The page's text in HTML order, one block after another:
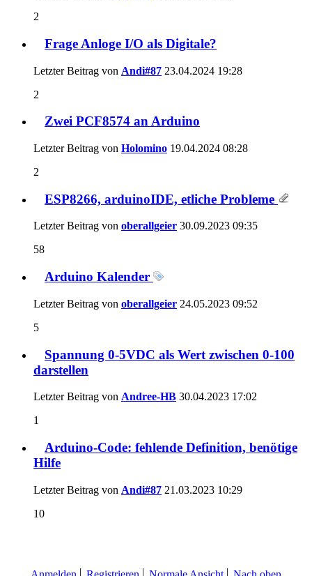
2
Frage Anloge I/O als Digitale?
Letzter Beitrag von Andi#87 23.04.2024 19:28
2
Zwei PCF8574 an Arduino
Letzter Beitrag von Holomino 19.04.2024 08:28
2
ESP8266, arduinoIDE, etliche Probleme
Letzter Beitrag von oberallgeier 30.09.2023 09:35
58
Arduino Kalender
Letzter Beitrag von oberallgeier 24.05.2023 09:52
5
Spannung 0-5VDC als Wert zwischen 0-100
darstellen
Letzter Beitrag von Andree-HB 30.04.2023 17:02
1
Arduino-Code: fehlende Definition, benötige
Hilfe
Letzter Beitrag von Andi#87 21.03.2023 10:29
10